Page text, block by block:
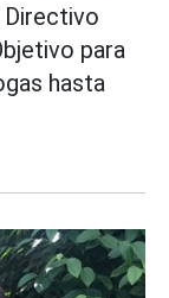
para
hasta